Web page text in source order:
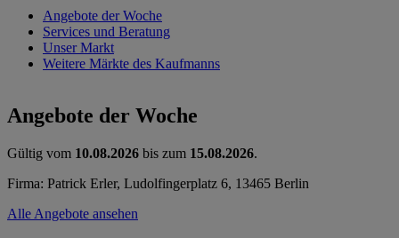
Angebote der Woche
Services und Beratung
Unser Markt
Weitere Märkte des Kaufmanns
Angebote der Woche
Gültig vom 10.08.2026 bis zum 15.08.2026.
Firma: Patrick Erler, Ludolfingerplatz 6, 13465 Berlin
Alle Angebote ansehen